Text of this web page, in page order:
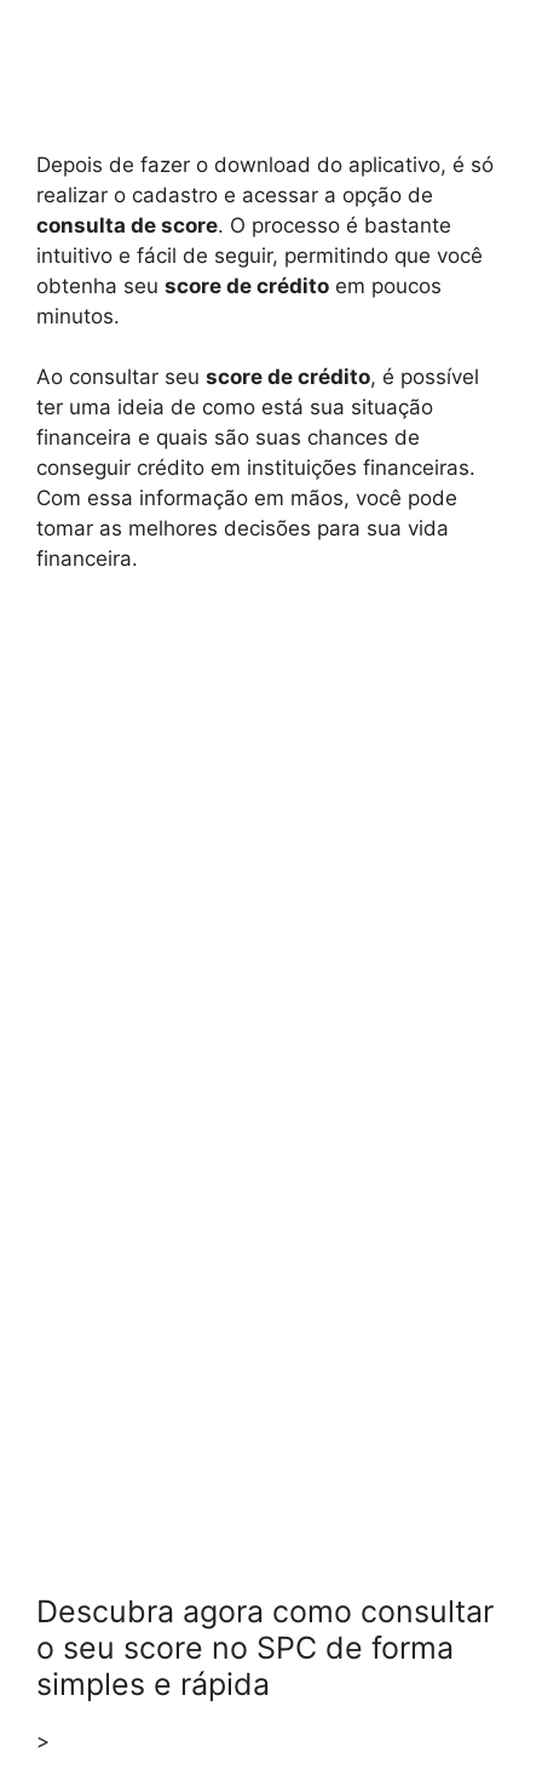
Depois de fazer o download do aplicativo, é só
realizar o cadastro e acessar a opção de
consulta de score. O processo é bastante
intuitivo e fácil de seguir, permitindo que você
obtenha seu score de crédito em poucos
minutos.
Ao consultar seu score de crédito, é possível
ter uma ideia de como está sua situação
financeira e quais são suas chances de
conseguir crédito em instituições financeiras.
Com essa informação em mãos, você pode
tomar as melhores decisões para sua vida
financeira.
Descubra agora como consultar
o seu score no SPC de forma
simples e rápida
>